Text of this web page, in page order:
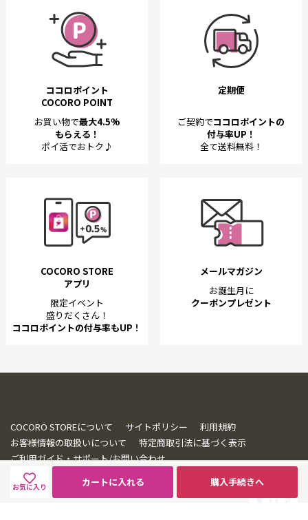
購入手続きへ
カートに入れる
お気に入り
ココロポイント
COCORO POINT
お買い物で最大4.5%
もらえる！
ポイ活でおトク♪
定期便
ご契約でココロポイントの
付与率UP！
全て送料無料！
COCORO STORE
アプリ
限定イベント
盛りだくさん！
ココロポイントの付与率もUP！
メールマガジン
お誕生月に
クーポンプレゼント
COCORO STOREについて サイトポリシー
利用規約
お客様情報の取扱いについて
特定商取引法に基づく表示
ご利用ガイド・サポート/お問い合わせ